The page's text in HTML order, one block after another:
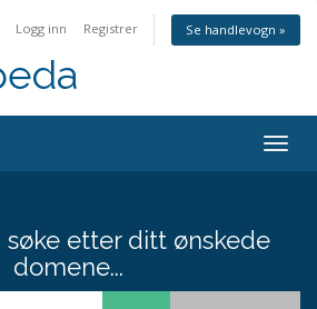
Logg inn Registrer Se handlevogn »
Bytt
etter ditt ønskede
domene...